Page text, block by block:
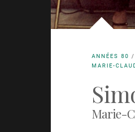
ANNÉES 80 /
MARIE-
Marie-